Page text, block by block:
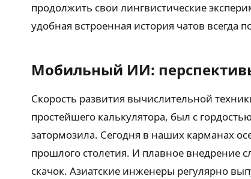
продолжить свои лингвистические
удобная встроенная история чатов
Мобильный ИИ:
Скорость развития вычислительной
простейшего калькулятора, был с
затормозила. Сегодня в наших карманах
прошлого столетия. И плавное внедрение
скачок. Азиатские инженеры регулярно